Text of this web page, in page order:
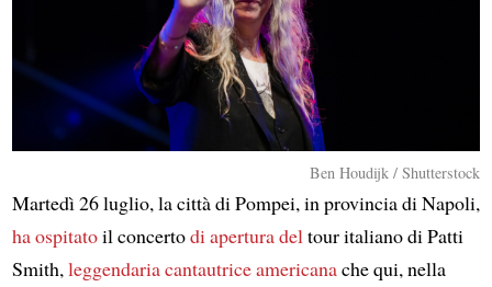
Ben Houdijk / Shutterstock
Martedì 26 luglio, la città di Pompei, in provincia di Napoli,
ha ospitatoil concertodi apertura deltour italiano di Patti
Smith,leggendaria cantautrice americanache qui, nella